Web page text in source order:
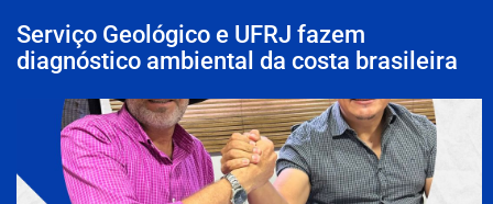
Serviço Geológico e UFRJ fazem
diagnóstico ambiental da costa brasileira